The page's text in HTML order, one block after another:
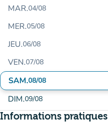
MAR.04/08
MER.05/08
JEU.06/08
VEN.07/08
SAM.08/08
DIM.09/08
Informations pratiques